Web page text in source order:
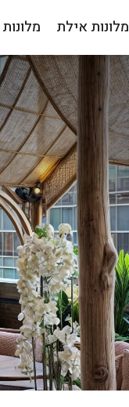
מלונות אילת